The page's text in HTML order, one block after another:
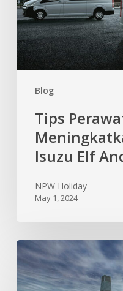
Blog
Pakai
Isuzu
Elf
Anda
Tips
Isuzu Elf
NPW Holiday
May 1, 2024
Memahami
Teknologi
Ramah